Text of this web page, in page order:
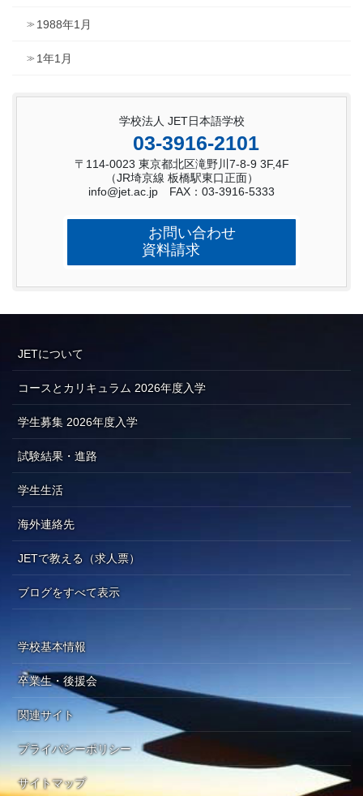
1988年1月
1年1月
学校法人 JET日本語学校
03-3916-2101
〒114-0023 東京都北区滝野川7-8-9 3F,4F
（JR埼京線 板橋駅東口正面）
info@jet.ac.jp FAX：03-3916-5333
お問い合わせ
資料請求
JETについて
コースとカリキュラム 2026年度入学
学生募集 2026年度入学
試験結果・進路
学生生活
海外連絡先
JETで教える（求人票）
ブログをすべて表示
学校基本情報
卒業生・後援会
関連サイト
プライバシーポリシー
サイトマップ